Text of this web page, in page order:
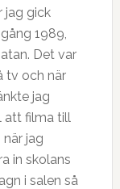
jag gick
1989,
Det var
tv och när
jag
att filma till
jag
in skolans
i salen så